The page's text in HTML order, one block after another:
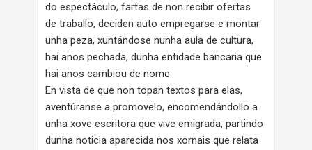
do espectáculo, fartas de non recibir ofertas
de traballo, deciden auto empregarse e montar
unha peza, xuntándose nunha aula de cultura,
hai anos pechada, dunha entidade bancaria que
hai anos cambiou de nome.
En vista de que non topan textos para elas,
aventúranse a promovelo, encomendándollo a
unha xove escritora que vive emigrada, partindo
dunha noticia aparecida nos xornais que relata